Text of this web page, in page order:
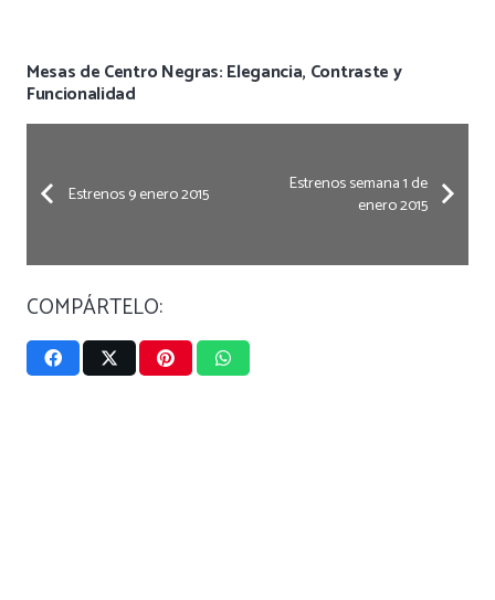
Mesas de Centro Negras: Elegancia, Contraste y
Funcionalidad
Estrenos 9 enero 2015
Estrenos semana 1 de
enero 2015
COMPÁRTELO: